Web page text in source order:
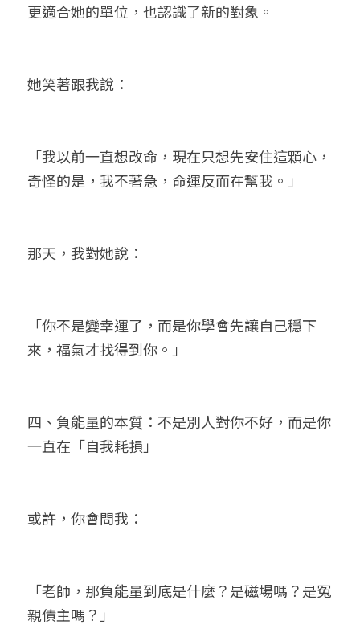
更適合她的單位，也認識了新的對象。
她笑著跟我說：
「我以前一直想改命，現在只想先安住這顆心，
奇怪的是，我不著急，命運反而在幫我。」
那天，我對她說：
「你不是變幸運了，而是你學會先讓自己穩下
來，福氣才找得到你。」
四、負能量的本質：不是別人對你不好，而是你
一直在「自我耗損」
或許，你會問我：
「老師，那負能量到底是什麼？是磁場嗎？是冤
親債主嗎？」